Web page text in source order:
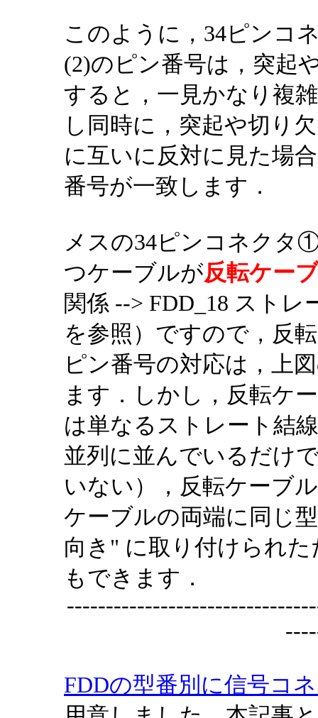
このように，34ピンコ
(2)のピン番号は，突起
すると，一見かなり複
し同時に，突起や切り
に互いに反対に見た場
番号が一致します．
メスの34ピンコネクタ
つケーブルが反転ケー
関係 --> FDD_18 スト
を参照）ですので，反
ピン番号の対応は，上
ます．しかし，反転ケ
は単なるストレート結
並列に並んでいるだけ
いない），反転ケーブ
ケーブルの両端に同じ
向き" に取り付けられ
もできます．
FDDの型番別に信号コ